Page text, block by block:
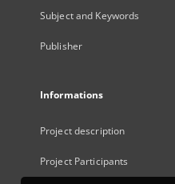
Subject and Keywords
Publisher
Informations
Project description
Project Participants